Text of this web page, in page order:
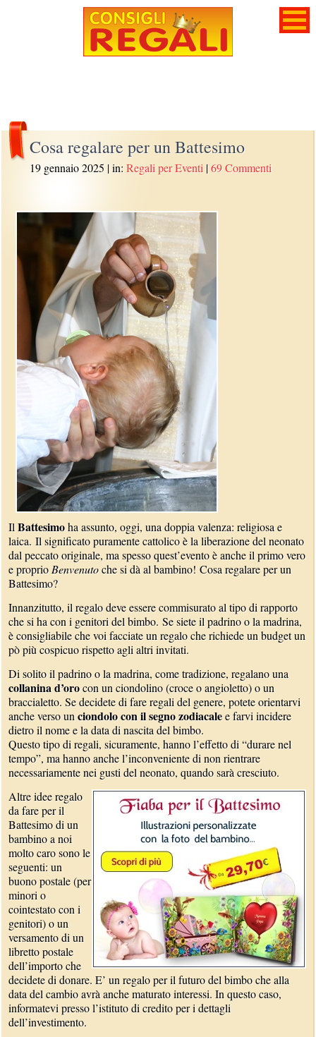
Cosa regalare per un Battesimo
19 gennaio 2025 | in:Regali per Eventi |69 Commenti
IlBattesimoha assunto, oggi, una doppia valenza: religiosa e
laica. Il significato puramente cattolico è la liberazione del neonato
dal peccato originale, ma spesso quest’evento è anche il primo vero
e proprioBenvenutoche si dà al bambino! Cosa regalare per un
Battesimo?
Innanzitutto, il regalo deve essere commisurato al tipo di rapporto
che si ha con i genitori del bimbo. Se siete il padrino o la madrina,
è consigliabile che voi facciate un regalo che richiede un budget un
pò più cospicuo rispetto agli altri invitati.
Di solito il padrino o la madrina, come tradizione, regalano una
collanina d’orocon un ciondolino (croce o angioletto) o un
braccialetto. Se decidete di fare regali del genere, potete orientarvi
anche verso unciondolo con il segno zodiacalee farvi incidere
dietro il nome e la data di nascita del bimbo.
Questo tipo di regali, sicuramente, hanno l’effetto di “durare nel
tempo”, ma hanno anche l’inconveniente di non rientrare
necessariamente nei gusti del neonato, quando sarà cresciuto.
Altre idee regalo
da fare per il
Battesimo di un
bambino a noi
molto caro sono le
seguenti: un
buono postale (per
minori o
cointestato con i
genitori) o un
versamento di un
libretto postale
dell’importo che
decidete di donare. E’ un regalo per il futuro del bimbo che alla
data del cambio avrà anche maturato interessi. In questo caso,
informatevi presso l’istituto di credito per i dettagli
dell’investimento.